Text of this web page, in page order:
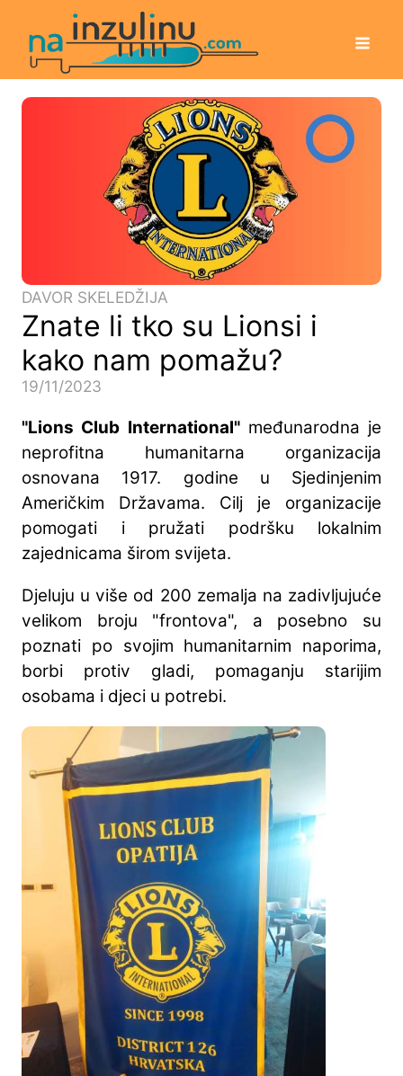
DAVOR SKELEDŽIJA
Znate li tko su Lionsi i
kako nam pomažu?
19/11/2023
"Lions Club International"međunarodna je
neprofitna humanitarna organizacija
osnovana 1917. godine u Sjedinjenim
Američkim Državama. Cilj je organizacije
pomogati i pružati podršku lokalnim
zajednicama širom svijeta.
Djeluju u više od 200 zemalja na zadivljujuće
velikom broju "frontova", a posebno su
poznati po svojim humanitarnim naporima,
borbi protiv gladi, pomaganju starijim
osobama i djeci u potrebi.